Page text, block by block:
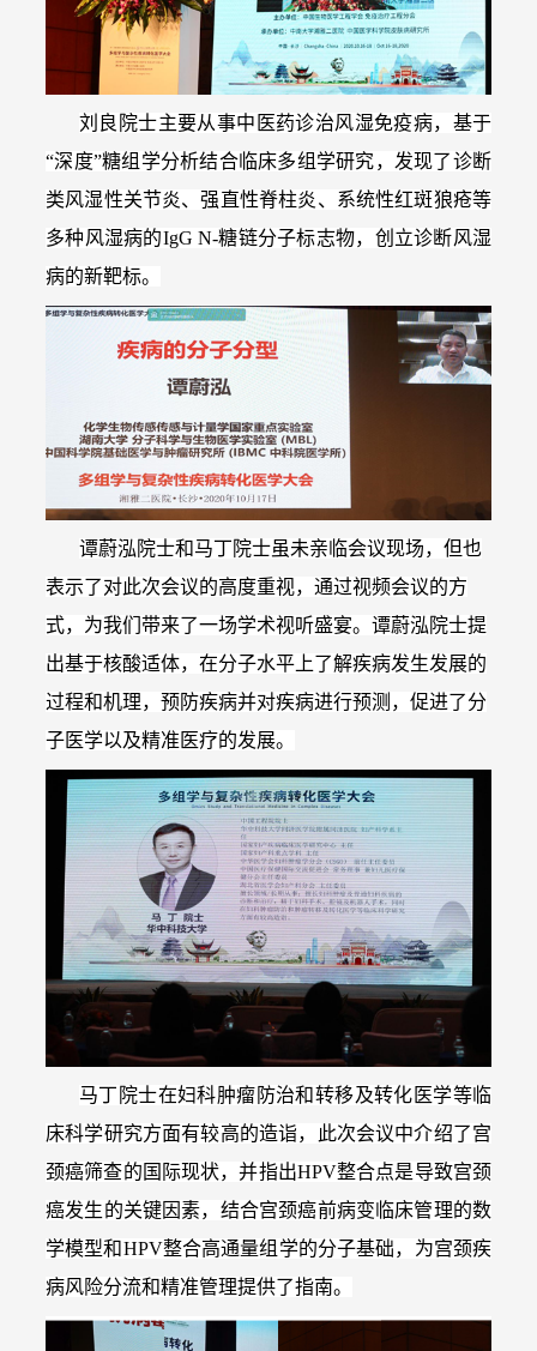
刘良院士主要从事中医药诊治风湿免疫病，基于
“深度”糖组学分析结合临床多组学研究，发现了诊断
类风湿性关节炎、强直性脊柱炎、系统性红斑狼疮等
多种风湿病的IgG N-糖链分子标志物，创立诊断风湿
病的新靶标。
谭蔚泓院士和马丁院士虽未亲临会议现场，但也
表示了对此次会议的高度重视，通过视频会议的方
式，为我们带来了一场学术视听盛宴。谭蔚泓院士提
出基于核酸适体，在分子水平上了解疾病发生发展的
过程和机理，预防疾病并对疾病进行预测，促进了分
子医学以及精准医疗的发展。
马丁院士在妇科肿瘤防治和转移及转化医学等临
床科学研究方面有较高的造诣，此次会议中介绍了宫
颈癌筛查的国际现状，并指出HPV整合点是导致宫颈
癌发生的关键因素，结合宫颈癌前病变临床管理的数
学模型和HPV整合高通量组学的分子基础，为宫颈疾
病风险分流和精准管理提供了指南。